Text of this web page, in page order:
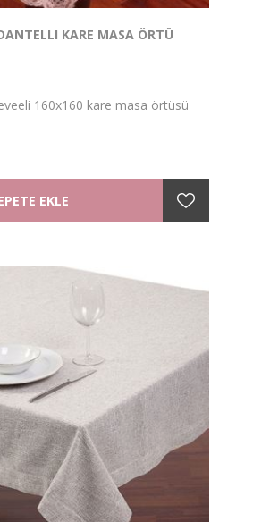
KARE MASA ÖRTÜ
160x160 kare masa örtüsü